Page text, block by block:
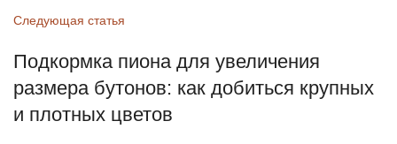
Следующая статья
Подкормка пиона для увеличения
размера бутонов: как добиться крупных
и плотных цветов